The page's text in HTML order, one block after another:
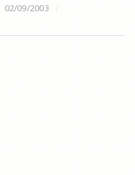
02/09/2003